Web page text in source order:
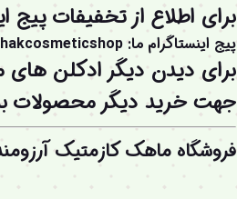
برای اطلاع از تخفیفات پیج
پیج اینستاگرام ما:
برای دیدن دیگر ادکلن
جهت خرید دیگر محصولات
فروشگاه ماهک کازمتیک